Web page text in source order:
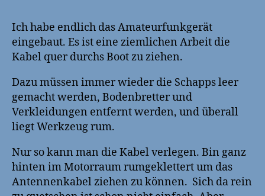
Ich habe endlich das Amateurfunkgerät
eingebaut. Es ist eine ziemlichen Arbeit die
Kabel quer durchs Boot zu ziehen.
Dazu müssen immer wieder die Schapps leer
gemacht werden, Bodenbretter und
Verkleidungen entfernt werden, und überall
liegt Werkzeug rum.
Nur so kann man die Kabel verlegen. Bin ganz
hinten im Motorraum rumgeklettert um das
Antennenkabel ziehen zu können. Sich da rein